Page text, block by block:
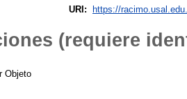
URI:
https://
(requiere
Objeto